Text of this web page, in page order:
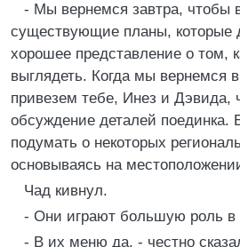
- Мы вернемся завтра, чтобы
существующие планы, которые
хорошее представление о том,
выглядеть. Когда мы вернемся
привезем тебе, Инез и Дэвида,
обсуждение деталей поединка.
подумать о некоторых
основываясь на
Чад кивнул.
- Они играют большую роль в
- В их меню да, - честно